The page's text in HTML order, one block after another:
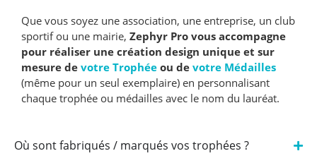
Que vous soyez une association, une entreprise, un club
sportif ou une mairie, Zephyr Pro vous accompagne
pour réaliser une création design unique et sur
mesure de votre Trophée ou de votre Médailles
(même pour un seul exemplaire) en personnalisant
chaque trophée ou médailles avec le nom du lauréat.
Où sont fabriqués / marqués vos trophées ?